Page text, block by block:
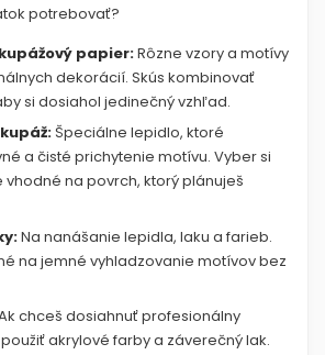
potrebovať?
papier:Rôzne vzory a motívy
dekorácií. Skús kombinovať
si dosiahol jedinečný vzhľad.
Špeciálne lepidlo, ktoré
a čisté prichytenie motívu. Vyber si
vhodné na povrch, ktorý plánuješ
Na nanášanie lepidla, laku a farieb.
na jemné vyhladzovanie motívov bez
chceš dosiahnuť profesionálny
akrylové farby a záverečný lak.